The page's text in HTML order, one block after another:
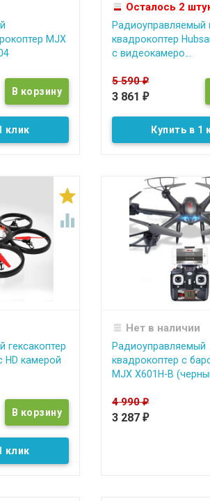
MJX
клик
Осталось 2
Радиоуправляемый
квадрокоптер
c видеокамеро...
5 590₽
3 861₽
Купить в 1


гексакоптер
HD камерой
клик
Нет в наличии
Радиоуправляемый
квадрокоптер с
MJX X601H-B
4 990₽
3 287₽